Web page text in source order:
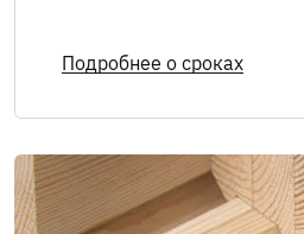
обработку персональных
информационных
ОТПРАВИТЬ
Подробнее о сроках